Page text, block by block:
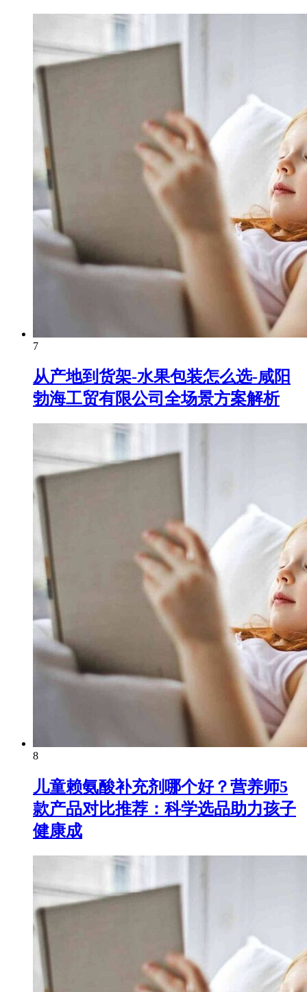
7
从产地到货架-水果包装怎么选-咸阳
勃海工贸有限公司全场景方案解析
8
儿童赖氨酸补充剂哪个好？营养师5
款产品对比推荐：科学选品助力孩子
健康成